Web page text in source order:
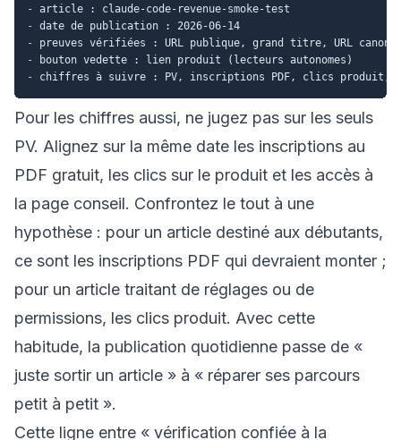
-
-
-
-
-
Pour les chiffres aussi, ne jugez pas sur les seuls
PV. Alignez sur la même date les inscriptions au
PDF gratuit, les clics sur le produit et les accès à
la page conseil. Confrontez le tout à une
hypothèse : pour un article destiné aux débutants,
ce sont les inscriptions PDF qui devraient monter ;
pour un article traitant de réglages ou de
permissions, les clics produit. Avec cette
habitude, la publication quotidienne passe de «
juste sortir un article » à « réparer ses parcours
petit à petit ».
Cette ligne entre « vérification confiée à la